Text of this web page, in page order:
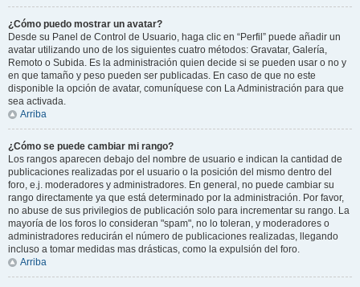
¿Cómo puedo mostrar un avatar?
Desde su Panel de Control de Usuario, haga clic en “Perfil” puede añadir un
avatar utilizando uno de los siguientes cuatro métodos: Gravatar, Galería,
Remoto o Subida. Es la administración quien decide si se pueden usar o no y
en que tamaño y peso pueden ser publicadas. En caso de que no este
disponible la opción de avatar, comuníquese con La Administración para que
sea activada.
Arriba
¿Cómo se puede cambiar mi rango?
Los rangos aparecen debajo del nombre de usuario e indican la cantidad de
publicaciones realizadas por el usuario o la posición del mismo dentro del
foro, e.j. moderadores y administradores. En general, no puede cambiar su
rango directamente ya que está determinado por la administración. Por favor,
no abuse de sus privilegios de publicación solo para incrementar su rango. La
mayoría de los foros lo consideran "spam", no lo toleran, y moderadores o
administradores reducirán el número de publicaciones realizadas, llegando
incluso a tomar medidas mas drásticas, como la expulsión del foro.
Arriba